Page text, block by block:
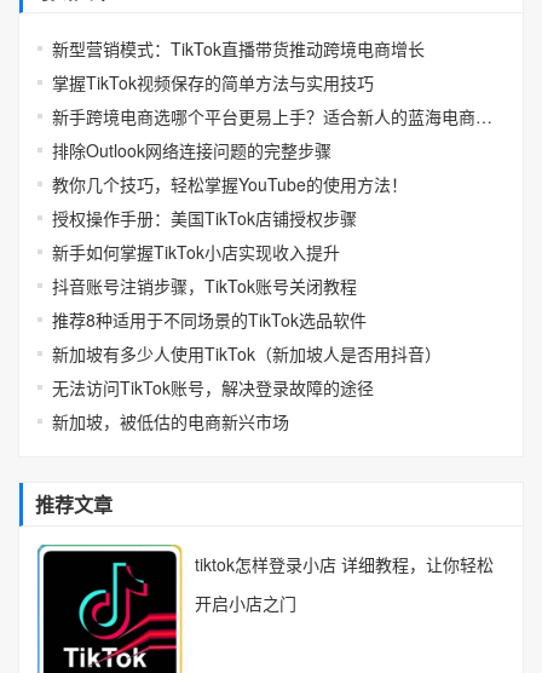
新型营销模式：TikTok直播带货推动跨境电商增长
掌握TikTok视频保存的简单方法与实用技巧
新手跨境电商选哪个平台更易上手？适合新人的蓝海电商平台推荐
排除Outlook网络连接问题的完整步骤
教你几个技巧，轻松掌握YouTube的使用方法！
授权操作手册：美国TikTok店铺授权步骤
新手如何掌握TikTok小店实现收入提升
抖音账号注销步骤，TikTok账号关闭教程
推荐8种适用于不同场景的TikTok选品软件
新加坡有多少人使用TikTok（新加坡人是否用抖音）
无法访问TikTok账号，解决登录故障的途径
新加坡，被低估的电商新兴市场
推荐文章
tiktok怎样登录小店 详细教程，让你轻松
开启小店之门